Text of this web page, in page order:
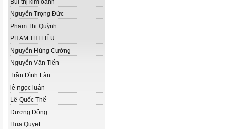
Bùi thị kim oanh
Nguyễn Trọng Đức
Phạm Thị Quỳnh
PHẠM THỊ LIỄU
Nguyễn Hùng Cường
Nguyễn Văn Tiến
Trần Đình Làn
lê ngọc luân
Lê Quốc Thế
Dương Đông
Hua Quyet